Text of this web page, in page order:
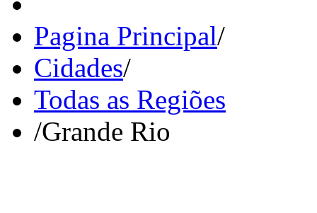
Pagina Principal/
Cidades/
Todas as Regiões
/Grande Rio